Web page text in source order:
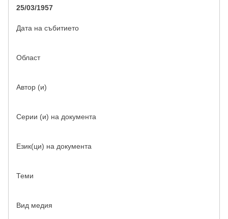
25/03/1957
Дата на събитието
Област
Автор (и)
Серии (и) на документа
Език(ци) на документа
Теми
Вид медия